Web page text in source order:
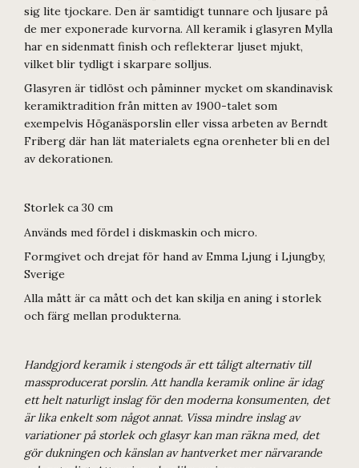
sig lite tjockare. Den är samtidigt tunnare och ljusare på
de mer exponerade kurvorna. All keramik i glasyren Mylla
har en sidenmatt finish och reflekterar ljuset mjukt,
vilket blir tydligt i skarpare solljus.
Glasyren är tidlöst och påminner mycket om skandinavisk
keramiktradition från mitten av 1900-talet som
exempelvis Höganäsporslin eller vissa arbeten av Berndt
Friberg där han lät materialets egna orenheter bli en del
av dekorationen.
Storlek ca 30 cm
Används med fördel i diskmaskin och micro.
Formgivet och drejat för hand av Emma Ljung i Ljungby,
Sverige
Alla mått är ca mått och det kan skilja en aning i storlek
och färg mellan produkterna.
Handgjord keramik i stengods är ett tåligt alternativ till
massproducerat porslin. Att handla keramik online är idag
ett helt naturligt inslag för den moderna konsumenten, det
är lika enkelt som något annat. Vissa mindre inslag av
variationer på storlek och glasyr kan man räkna med, det
gör dukningen och känslan av hantverket mer närvarande